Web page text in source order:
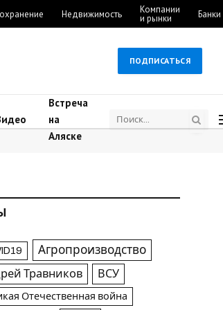
Недвижимость Компании
и рынки Банки
ПОДПИСАТЬСЯ
Встреча
на
Аляске
Агропроизводство
Травников ВСУ
Отечественная война